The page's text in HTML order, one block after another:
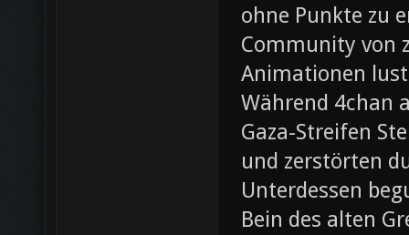
ohne Punkte zu
Community von
Animationen
Während 4chan
Gaza-Streifen
und zerstörten
Unterdessen
Bein des alten